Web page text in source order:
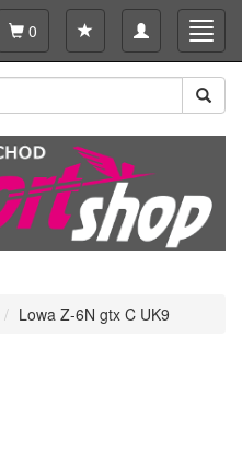
Toggle
navigation
0
Lowa Z-6N gtx C UK9